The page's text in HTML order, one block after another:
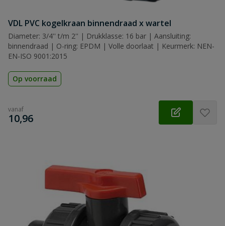
VDL PVC kogelkraan binnendraad x wartel
Diameter: 3/4'' t/m 2'' | Drukklasse: 16 bar | Aansluiting:
binnendraad | O-ring: EPDM | Volle doorlaat | Keurmerk: NEN-
EN-ISO 9001:2015
Op voorraad
vanaf
€
10,96